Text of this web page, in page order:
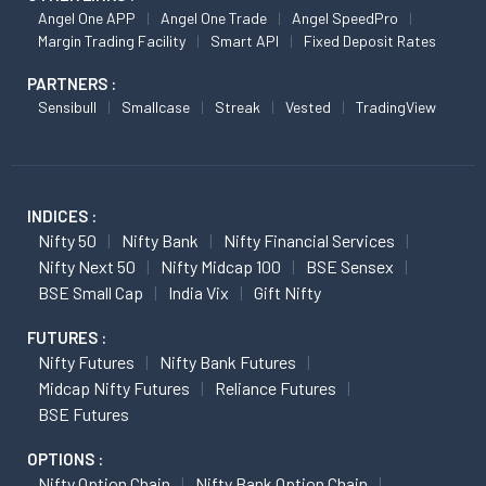
Angel One APP Angel One Trade
Angel SpeedPro
Margin Trading Facility
Smart API Fixed Deposit Rates
PARTNERS :
Sensibull Smallcase Streak Vested TradingView
INDICES :
Nifty 50 Nifty Bank
Nifty Financial Services
Nifty Next 50
Nifty Midcap 100
BSE Sensex
BSE Small Cap
India Vix Gift Nifty
FUTURES :
Nifty Futures
Nifty Bank Futures
Midcap Nifty Futures
Reliance Futures
BSE Futures
OPTIONS :